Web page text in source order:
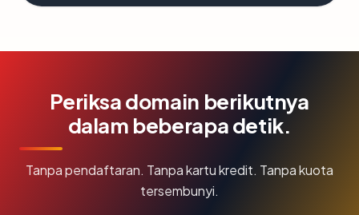
Periksa domain berikutnya
dalam beberapa detik.
Tanpa pendaftaran. Tanpa kartu kredit. Tanpa kuota
tersembunyi.